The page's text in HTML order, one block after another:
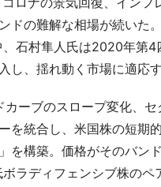
ドの難解な相場が続いた
石村隼人氏は2020年第
し、揺れ動く市場に適応
ーブのスロープ変化、
を統合し、米国株の短期
を構築。価格がそのバン
ラディフェンシブ株のペ